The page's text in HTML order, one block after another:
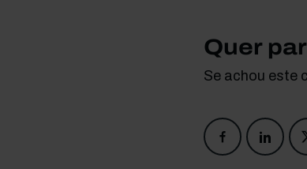
Quer
Se achou este